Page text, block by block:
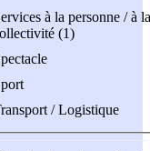
à la personne / à la
(1)
/ Logistique